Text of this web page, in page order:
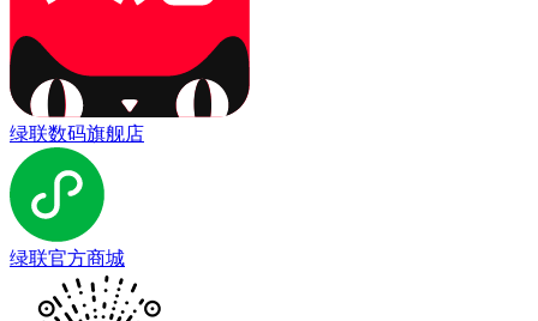
绿联数码旗舰店
绿联官方商城